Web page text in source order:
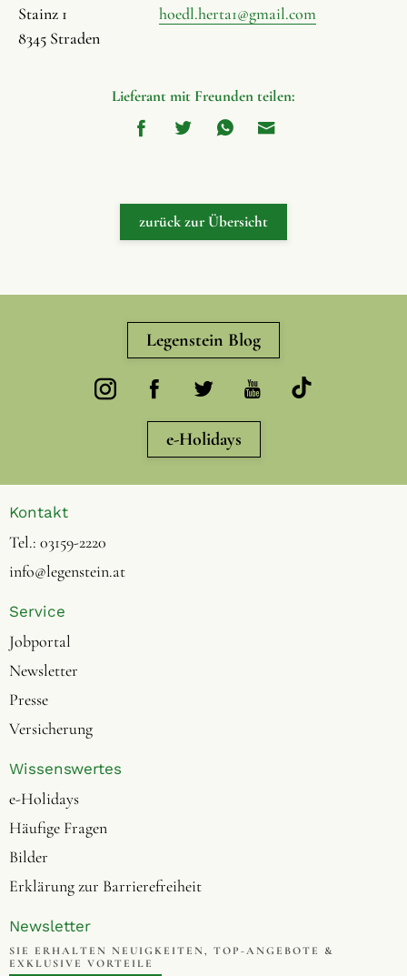
Stainz 1
8345 Straden
hoedl.herta1@gmail.com
Lieferant mit Freunden teilen:
zurück zur Übersicht
Legenstein Blog
e-Holidays
Kontakt
Tel.: 03159-2220
info@legenstein.at
Service
Jobportal
Newsletter
Presse
Versicherung
Wissenswertes
e-Holidays
Häufige Fragen
Bilder
Erklärung zur Barrierefreiheit
Newsletter
SIE ERHALTEN NEUIGKEITEN, TOP-ANGEBOTE &
EXKLUSIVE VORTEILE